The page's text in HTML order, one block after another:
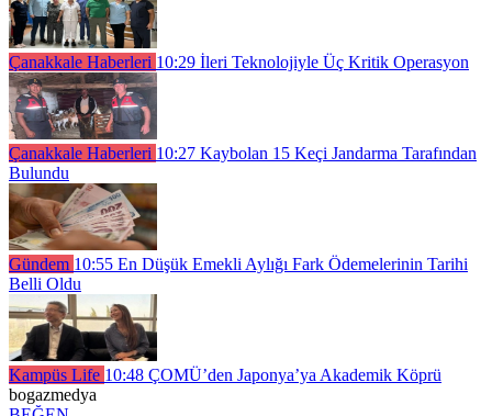
Çanakkale Haberleri 10:29 İleri Teknolojiyle Üç Kritik Operasyon
Çanakkale Haberleri 10:27 Kaybolan 15 Keçi Jandarma Tarafından
Bulundu
Gündem 10:55 En Düşük Emekli Aylığı Fark Ödemelerinin Tarihi
Belli Oldu
Kampüs Life 10:48 ÇOMÜ’den Japonya’ya Akademik Köprü
bogazmedya